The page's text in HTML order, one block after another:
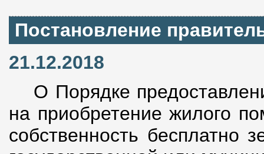
Постановление
21.12.2018
О Порядке
на приобретение жилого
собственность бесплатно